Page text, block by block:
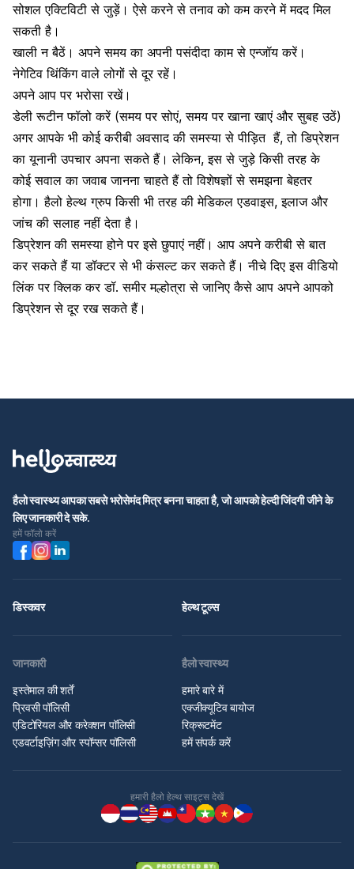
सोशल एक्टि​विटी से जुड़ें। ऐसे करने से तनाव को कम करने में मदद मिल
सकती है।
खाली न बैठें। अपने समय का अपनी पसंदीदा काम से एन्जॉय करें।
नेगेटिव थिंकिंग वाले लोगों से दूर रहें।
अपने आप पर भरोसा रखें।
डेली रूटीन फॉलो करें (समय पर सोएं, समय पर खाना खाएं और सुबह उठें)
अगर आपके भी कोई करीबी अवसाद की समस्या से पीड़ित हैं, तो डिप्रेशन
का यूनानी उपचार अपना सकते हैं। लेकिन, इस से जुड़े किसी तरह के
कोई सवाल का जवाब जानना चाहते हैं तो विशेषज्ञों से समझना बेहतर
होगा। हैलो हेल्थ ग्रुप किसी भी तरह की मेडिकल एडवाइस,इलाज और
जांच की सलाह नहीं देता है।
डिप्रेशन की समस्या होने पर इसे छुपाएं नहीं। आप अपने करीबी से बात
कर सकते हैं या डॉक्टर से भी कंसल्ट कर सकते हैं। नीचे दिए इस वीडियो
लिंक पर क्लिक कर डॉ. समीर मल्होत्रा से जानिए कैसे आप अपने आपको
डिप्रेशन से दूर रख सकते हैं।
हैलो स्वास्थ्य आपका सबसे भरोसेमंद मित्र बनना चाहता है, जो आपको हेल्दी जिंदगी जीने के
लिए जानकारी दे सके.
हमें फॉलो करें
डिस्कवर हेल्थ टूल्स
जानकारी
इस्तेमाल की शर्तें
प्रिवसी पॉलिसी
एडिटोरियल और करेक्शन पॉलिसी
एडवर्टाइज़िंग और स्पॉन्सर पॉलिसी
हैलो स्वास्थ्य
हमारे बारे में
एक्जीक्यूटिव बायोज
रिक्रूटमेंट
हमें संपर्क करें
हमारी हैलो हेल्थ साइट्स देखें